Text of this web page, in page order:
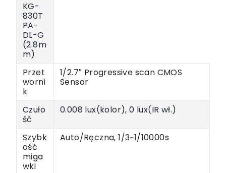
KG-
830T
PA-
DL-G
(2.8m
m)
Przet
worni
k
1/2.7″ Progressive scan CMOS
Sensor
Czuło
ść
0.008 lux(kolor), 0 lux(IR wł.)
Szybk
ość
miga
wki
Auto/Ręczna, 1/3~1/10000s